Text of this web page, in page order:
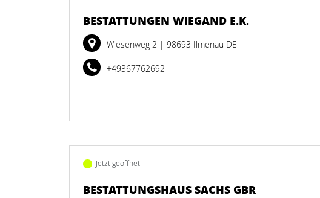
BESTATTUNGEN WIEGAND E.K.
Wiesenweg 2 | 98693 Ilmenau DE
+49367762692
Jetzt geöffnet
BESTATTUNGSHAUS SACHS GBR